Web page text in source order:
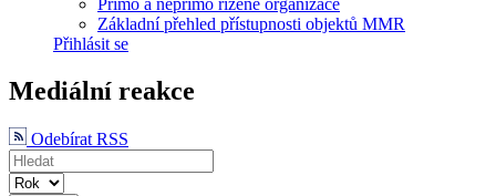
Základní přehled přístupnosti objektů MMR
Přihlásit se
Mediální reakce
Odebírat RSS